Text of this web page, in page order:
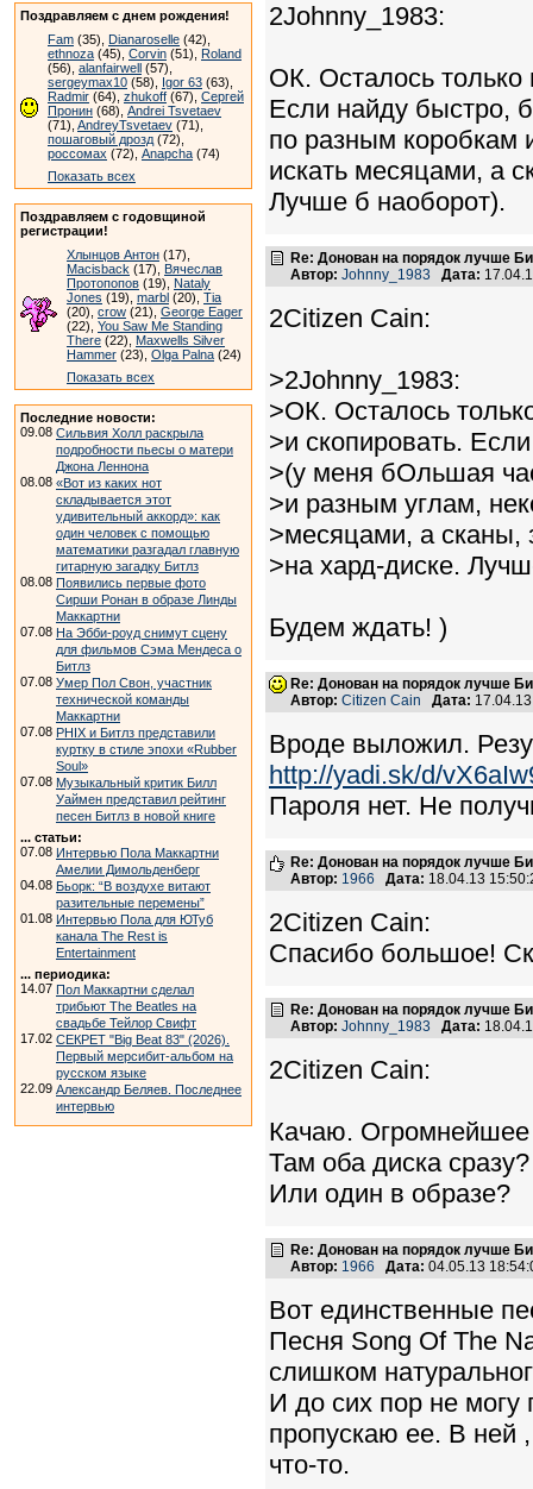
Поздравляем с днем рождения!
Fam (35), Dianaroselle (42),
ethnoza (45), Corvin (51), Roland
(56), alanfairwell (57),
sergeymax10 (58), Igor 63 (63),
Radmir (64), zhukoff (67), Сергей
Пронин (68), Andrei Tsvetaev
(71), AndreyTsvetaev (71),
пошаговый дрозд (72),
россомах (72), Anapcha (74)
Показать всех
Поздравляем с годовщиной
регистрации!
Хлынцов Антон (17),
Macisback (17), Вячеслав
Протопопов (19), Nataly
Jones (19), marbl (20), Tia
(20), crow (21), George Eager
(22), You Saw Me Standing
There (22), Maxwells Silver
Hammer (23), Olga Palna (24)
Показать всех
Последние новости:
09.08 Сильвия Холл раскрыла
подробности пьесы о матери
Джона Леннона
08.08 «Вот из каких нот
складывается этот
удивительный аккорд»: как
один человек с помощью
математики разгадал главную
гитарную загадку Битлз
08.08 Появились первые фото
Сирши Ронан в образе Линды
Маккартни
07.08 На Эбби-роуд снимут сцену
для фильмов Сэма Мендеса о
Битлз
07.08 Умер Пол Свон, участник
технической команды
Маккартни
07.08 PHIX и Битлз представили
куртку в стиле эпохи «Rubber
Soul»
07.08 Музыкальный критик Билл
Уаймен представил рейтинг
песен Битлз в новой книге
... статьи:
07.08 Интервью Пола Маккартни
Амелии Димольденберг
04.08 Бьорк: “В воздухе витают
разительные перемены”
01.08 Интервью Пола для ЮТуб
канала The Rest is
Entertainment
... периодика:
14.07 Пол Маккартни сделал
трибьют The Beatles на
свадьбе Тейлор Свифт
17.02 СЕКРЕТ "Big Beat 83" (2026).
Первый мерсибит-альбом на
русском языке
22.09 Александр Беляев. Последнее
интервью
2Johnny_1983:
ОК. Осталось только
Если найду быстро,
по разным коробкам
искать месяцами, а
Лучше б наоборот).
Re: Донован на порядок лучше
Автор: Johnny_1983 Дата:
2Citizen Cain:
>2Johnny_1983:
>ОК. Осталось
>и скопировать.
>(у меня бОльшая
>и разным углам,
>месяцами, а сканы,
>на хард-диске.
Будем ждать! )
Re: Донован на порядок лучше
Автор: Citizen Cain Дата:
Вроде выложил.
http://yadi.sk/d/
Пароля нет. Не
Re: Донован на порядок лучше
Автор: 1966 Дата: 18.04.13
2Citizen Cain:
Спасибо большое!
Re: Донован на порядок лучше
Автор: Johnny_1983 Дата:
2Citizen Cain:
Качаю. Огромнейшее
Там оба диска сразу?
Или один в образе?
Re: Донован на порядок лучше
Автор: 1966 Дата: 04.05.13
Вот единственные
Песня Song Of The
слишком
И до сих пор не могу
пропускаю ее. В ней
что-то.